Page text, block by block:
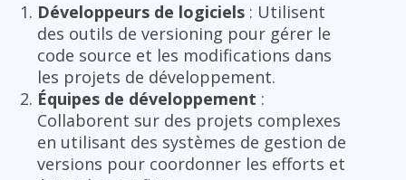
Développeurs de logiciels : Utilisent
des outils de versioning pour gérer le
code source et les modifications dans
les projets de développement.
Équipes de développement :
Collaborent sur des projets complexes
en utilisant des systèmes de gestion de
versions pour coordonner les efforts et